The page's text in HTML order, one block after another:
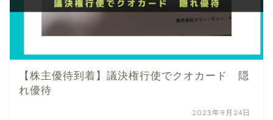
【株主優待到着】議決権行使でクオカード 隠
れ優待
2023年9月24日